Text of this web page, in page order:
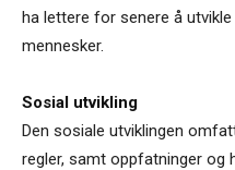
ha lettere for senere å
mennesker.
Sosial utvikling
Den sosiale utviklingen
regler, samt oppfatninger og